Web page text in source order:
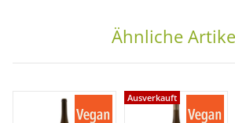
Ähnliche
Ausverkauft